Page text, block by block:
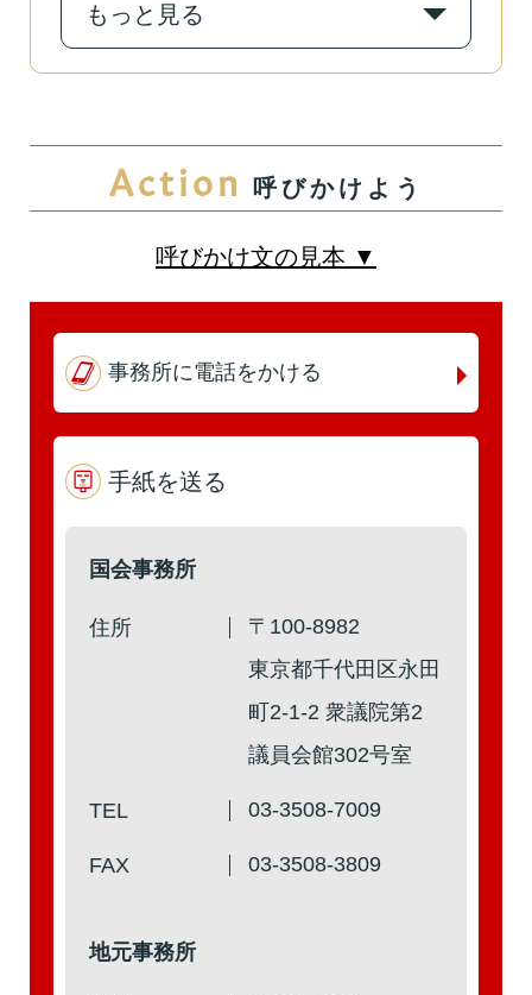
第6回 詳細はこちら
本人出席 代理出席（秘書）
第5回 詳細はこちら
代理出席（秘書）
第4回 詳細はこちら
本人出席 代理出席（秘書）
本人出席 代理出席（秘書）
詳細はこちら
代理出席（秘書）
第1回 詳細はこちら
もっと見る
Action 呼びかけよう
呼びかけ文の見本 ▼
事務所に電話をかける
手紙を送る
国会事務所
住所
〒100-8982
東京都千代田区永田
町2-1-2 衆議院第2
議員会館302号室
TEL 03-3508-7009
FAX 03-3508-3809
地元事務所